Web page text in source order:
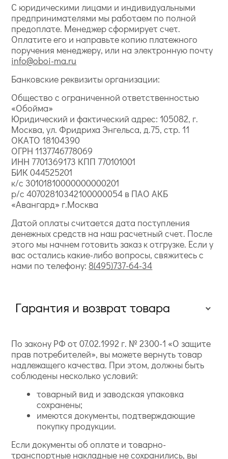
С юридическими лицами и индивидуальными
предпринимателями мы работаем по полной
предоплате. Менеджер сформирует счет.
Оплатите его и направьте копию платежного
поручения менеджеру, или на электронную почту
info@oboi-ma.ru
Банковские реквизиты организации:
Общество с ограниченной ответственностью
«Обойма»
Юридический и фактический адрес: 105082, г.
Москва, ул. Фридриха Энгельса, д.75, стр. 11
ОКАТО 18104390
ОГРН 1137746778069
ИНН 7701369173 КПП 770101001
БИК 044525201
к/с 30101810000000000201
р/с 40702810342100000054 в ПАО АКБ
«Авангард» г.Москва
Датой оплаты считается дата поступления
денежных средств на наш расчетный счет. После
этого мы начнем готовить заказ к отгрузке. Если у
вас остались какие-либо вопросы, свяжитесь с
нами по телефону: 8(495)737-64-34
Гарантия и возврат товара
По закону РФ от 07.02.1992 г. № 2300-1 «О защите
прав потребителей», вы можете вернуть товар
надлежащего качества. При этом, должны быть
соблюдены несколько условий:
товарный вид и заводская упаковка
сохранены;
имеются документы, подтверждающие
покупку продукции.
Если документы об оплате и товарно-
транспортные накладные не сохранились, вы